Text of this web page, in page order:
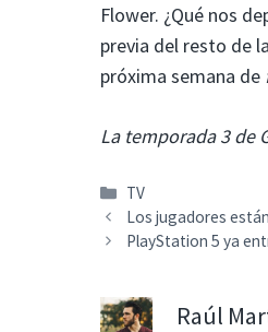
Flower. ¿Qué nos
previa del resto de
próxima semana de
La temporada 3 de
Categorías
TV
Los jugadores
PlayStation 5 ya
Raúl